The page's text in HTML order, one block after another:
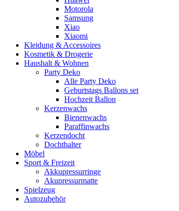
Motorola
Samsung
Xiao
Xiaomi
Kleidung & Accessoires
Kosmetik & Drogerie
Haushalt & Wohnen
Party Deko
Alle Party Deko
Geburtstags Ballons set
Hochzeit Ballon
Kerzenwachs
Bienenwachs
Paraffinwachs
Kerzendocht
Dochthalter
Möbel
Sport & Freizeit
Akkupressurringe
Akupressurmatte
Spielzeug
Autozubehör